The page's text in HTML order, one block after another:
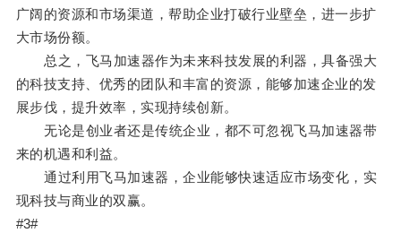
广阔的资源和市场渠道，帮助企业打破行业壁垒，进一步扩
大市场份额。
总之，飞马加速器作为未来科技发展的利器，具备强大
的科技支持、优秀的团队和丰富的资源，能够加速企业的发
展步伐，提升效率，实现持续创新。
无论是创业者还是传统企业，都不可忽视飞马加速器带
来的机遇和利益。
通过利用飞马加速器，企业能够快速适应市场变化，实
现科技与商业的双赢。
#3#